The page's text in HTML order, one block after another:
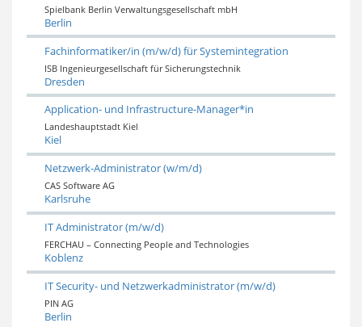
Spielbank Berlin Verwaltungsgesellschaft mbH
Berlin
Fachinformatiker/in (m/w/d) für Systemintegration
ISB Ingenieurgesellschaft für Sicherungstechnik
Dresden
Application- und Infrastructure-Manager*in
Landeshauptstadt Kiel
Kiel
Netzwerk-Administrator (w/m/d)
CAS Software AG
Karlsruhe
IT Administrator (m/w/d)
FERCHAU – Connecting People and Technologies
Koblenz
IT Security- und Netzwerkadministrator (m/w/d)
PIN AG
Berlin